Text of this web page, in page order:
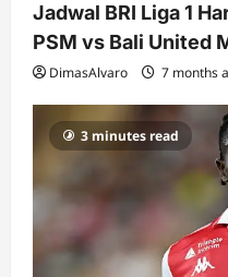
Jadwal BRI Liga 1
PSM vs Bali United
DimasAlvaro 7 months
3 minutes read